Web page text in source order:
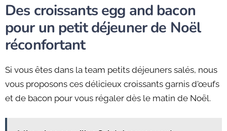
Des croissants egg and bacon
pour un petit déjeuner de Noël
réconfortant
Si vous êtes dans la team petits déjeuners salés, nous
vous proposons ces délicieux croissants garnis d'œufs
et de bacon pour vous régaler dès le matin de Noël.